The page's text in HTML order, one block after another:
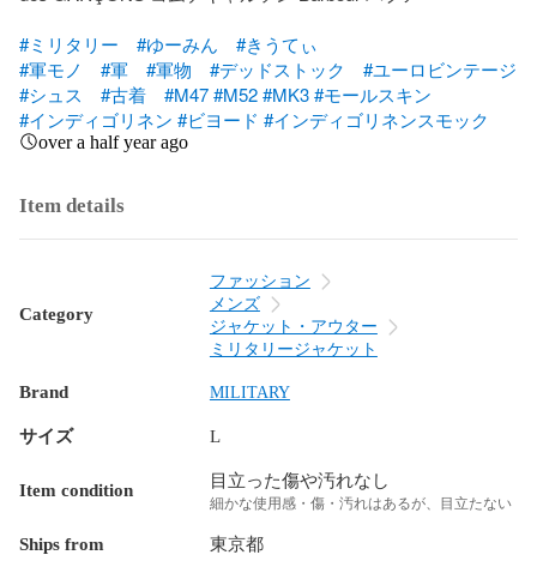
#ミリタリー
#ゆーみん
#きうてぃ
#軍モノ
#軍 #軍物 #デッドストック
#ユーロビンテージ
#シュス
#古着 #M47#M52#MK3#モールスキン
#インディゴリネン #ビヨード #インディゴリネンスモック
over a half year ago
Item details
Category
ファッション
メンズ
ジャケット・アウター
ミリタリージャケット
Brand MILITARY
サイズ L
Item condition 目立った傷や汚れなし
細かな使用感・傷・汚れはあるが、目立たない
Ships from 東京都